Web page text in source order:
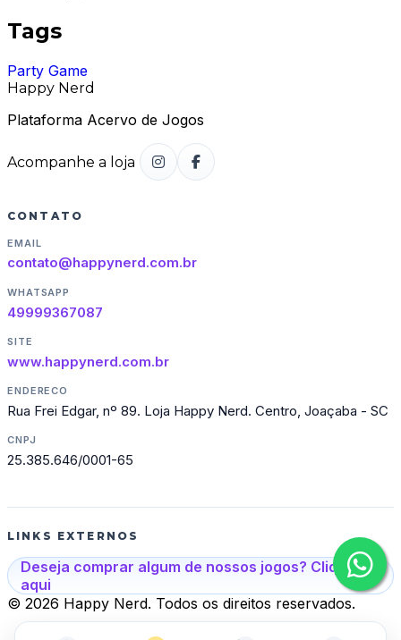
Tags
Party Game
Happy Nerd
Plataforma Acervo de Jogos
Acompanhe a loja
CONTATO
EMAIL
contato@happynerd.com.br
WHATSAPP
49999367087
SITE
www.happynerd.com.br
ENDERECO
Rua Frei Edgar, nº 89. Loja Happy Nerd. Centro, Joaçaba - SC
CNPJ
25.385.646/0001-65
LINKS EXTERNOS
Deseja comprar algum de nossos jogos? Clique
aqui
© 2026 Happy Nerd. Todos os direitos reservados.